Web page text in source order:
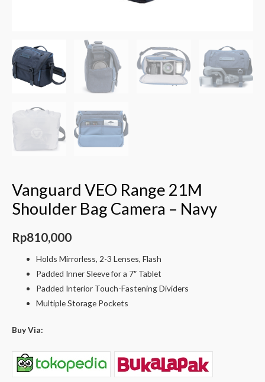
Vanguard VEO Range 21M
Shoulder Bag Camera – Navy
Rp810,000
Holds Mirrorless, 2-3 Lenses, Flash
Padded Inner Sleeve for a 7″ Tablet
Padded Interior Touch-Fastening Dividers
Multiple Storage Pockets
Buy Via: